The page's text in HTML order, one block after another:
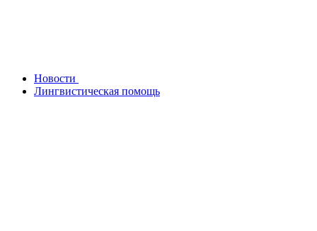
Новости
Лингвистическая помощь